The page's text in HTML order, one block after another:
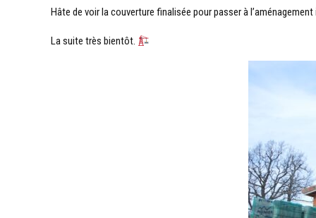
Hâte de voir la couverture finalisée pour passer à l’aménagement
La suite très bientôt.